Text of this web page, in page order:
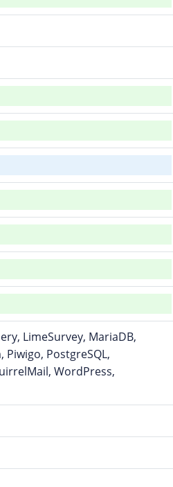
LimeSurvey, MariaDB,
PostgreSQL,
WordPress,